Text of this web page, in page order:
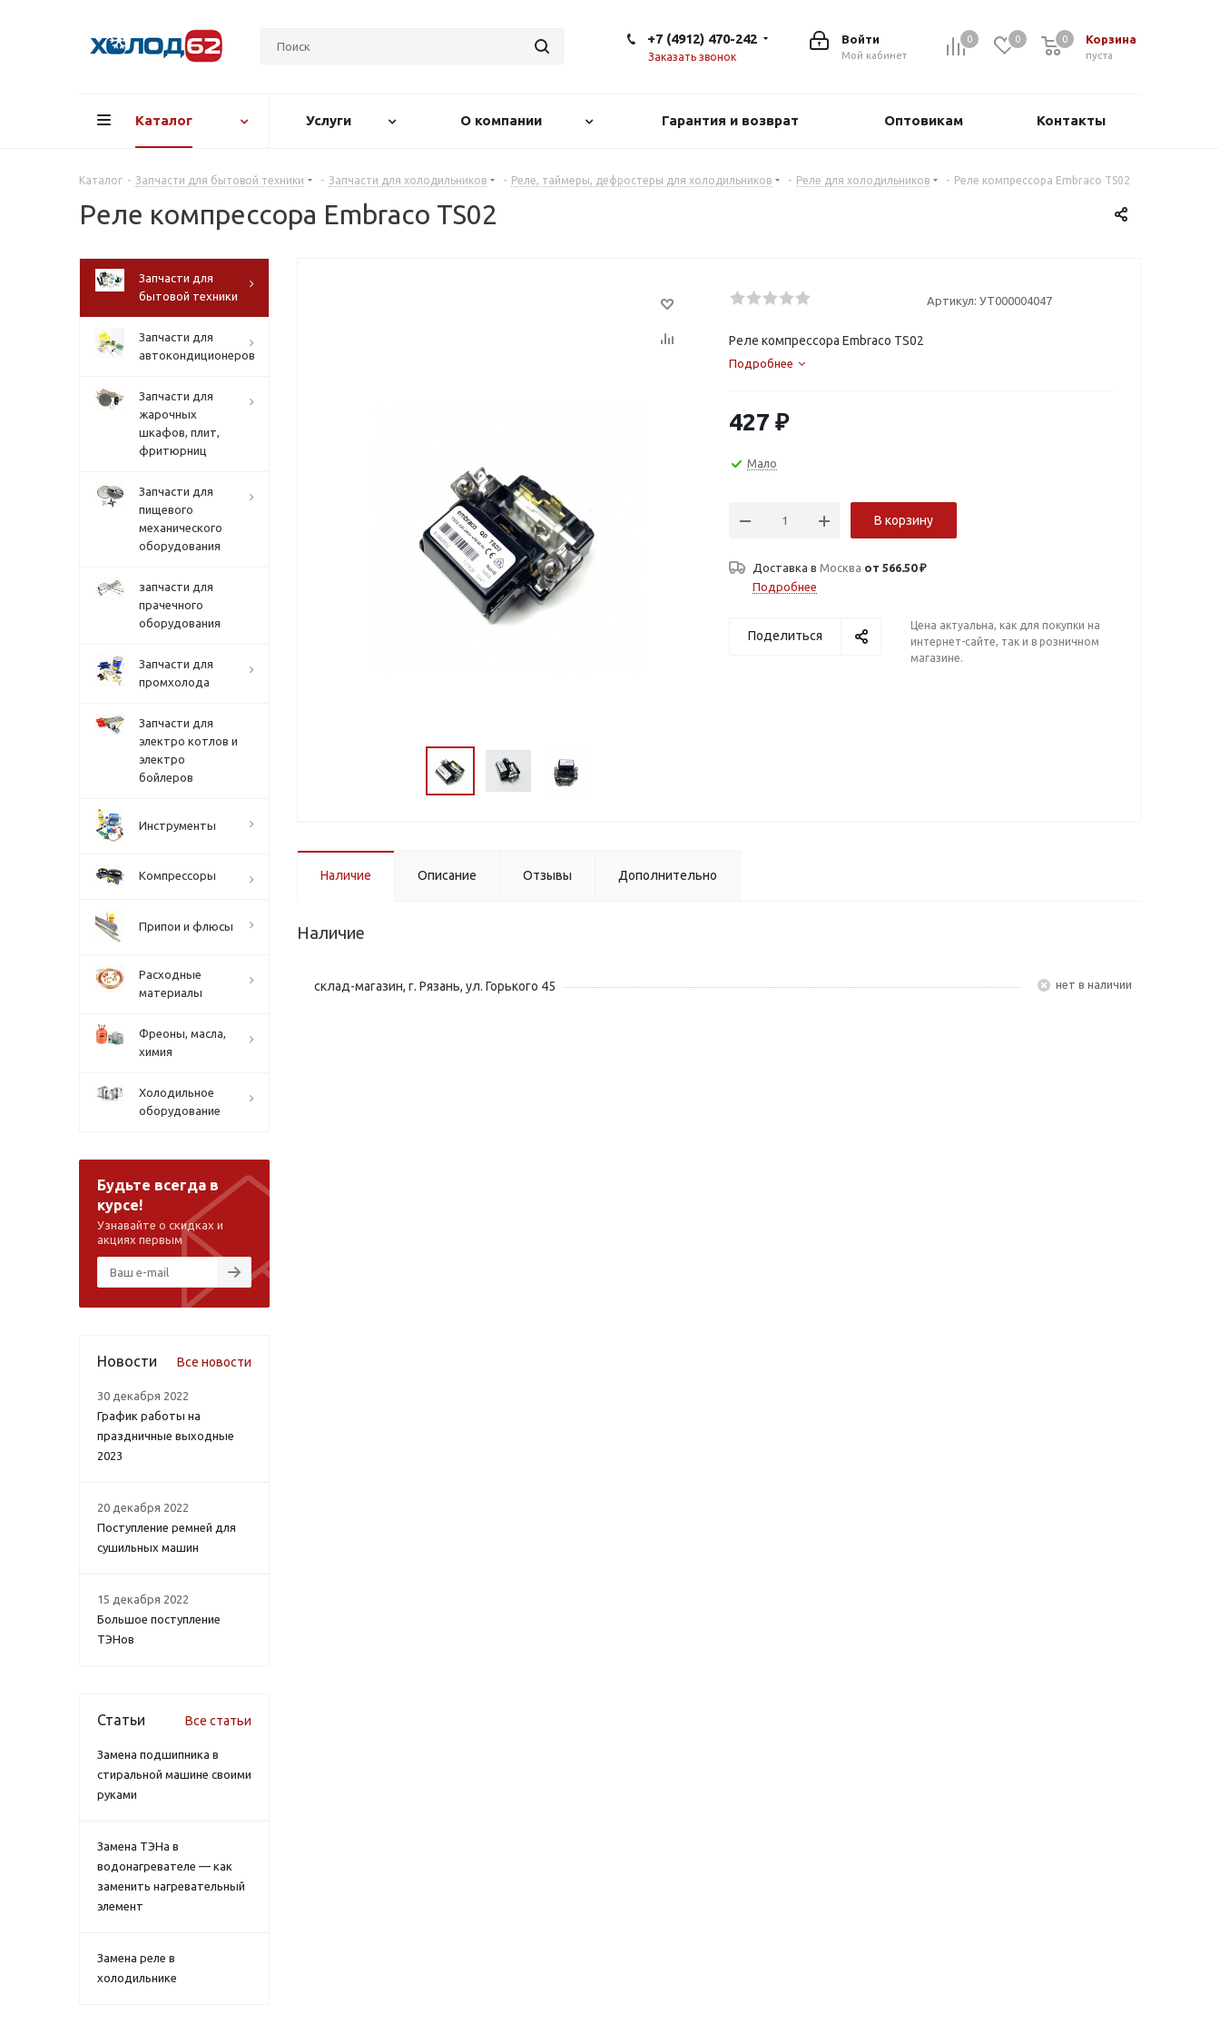
0 0 Корзина
0
пуста
0
Войти
Мой кабинет
+7 (4912) 470-242
Заказать звонок
Каталог Услуги О компании Гарантия и возврат Оптовикам Контакты
Каталог - Запчасти для бытовой техники - Запчасти для холодильников - Реле, таймеры, дефростеры для холодильников - Реле для холодильников - Реле компрессора Embraco TS02
Реле компрессора Embraco TS02
Артикул: УТ000004047
Реле компрессора Embraco TS02
Подробнее
427 ₽
Мало
В корзину
Доставка в Москва от 566.50 ₽
Подробнее
Поделиться
Цена актуальна, как для покупки на
интернет-сайте, так и в розничном
магазине.
Наличие Описание Отзывы Дополнительно
Наличие
склад-магазин, г. Рязань, ул. Горького 45 Нет в наличии
Запчасти для
бытовой техники
Запчасти для
автокондиционеров
Запчасти для
жарочных
шкафов, плит,
фритюрниц
Запчасти для
пищевого
механического
оборудования
запчасти для
прачечного
оборудования
Запчасти для
промхолода
Запчасти для
электро котлов и
электро
бойлеров
Инструменты
Компрессоры
Припои и флюсы
Расходные
материалы
Фреоны, масла,
химия
Холодильное
оборудование
Будьте всегда в
курсе!
Узнавайте о скидках и
акциях первым
Новости Все новости
30 декабря 2022
График работы на
праздничные выходные
2023
20 декабря 2022
Поступление ремней для
сушильных машин
15 декабря 2022
Большое поступление
ТЭНов
Статьи Все статьи
Замена подшипника в
стиральной машине своими
руками
Замена ТЭНа в
водонагревателе — как
заменить нагревательный
элемент
Замена реле в
холодильнике